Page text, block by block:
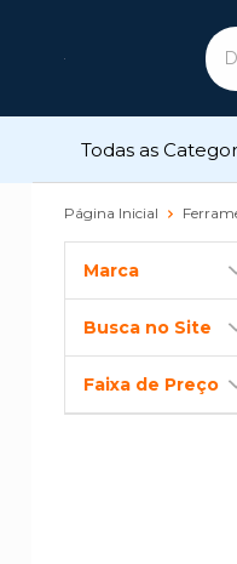
Todas as
Página Inicial
Marca
Busca no Site
Faixa de Preço